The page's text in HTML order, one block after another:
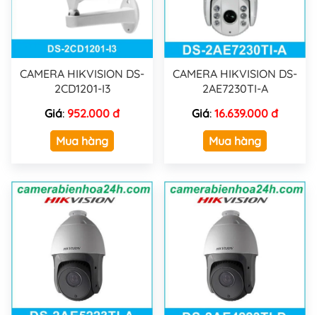
CAMERA HIKVISION DS-
2CD1201-I3
Giá: 952.000 đ
Mua hàng
CAMERA HIKVISION DS-
2AE7230TI-A
Giá: 16.639.000 đ
Mua hàng